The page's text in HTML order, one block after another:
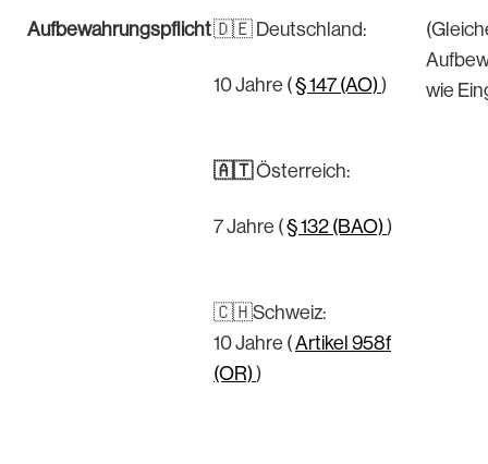
Aufbewahrungspflicht🇩🇪 Deutschland:
10 Jahre (§ 147 (AO))
🇦🇹Österreich:
7 Jahre (§ 132 (BAO))
🇨🇭Schweiz:
10 Jahre (Artikel 958f
(OR))
wie